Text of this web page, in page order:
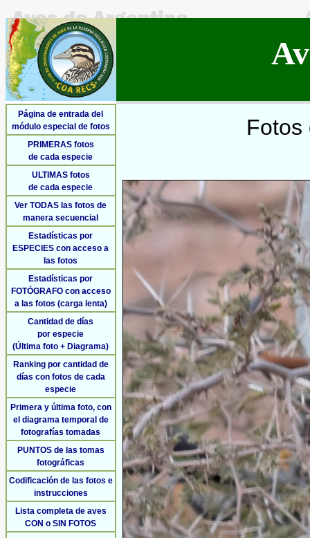
Página de entrada del
módulo especial de fotos
PRIMERAS fotos
de cada especie
ULTIMAS fotos
de cada especie
Ver TODAS las fotos de
manera secuencial
Estadísticas por
ESPECIES con acceso a
las fotos
Estadísticas por
FOTÓGRAFO con acceso
a las fotos (carga lenta)
Cantidad de días
por especie
(Última foto + Diagrama)
Ranking por cantidad de
días con fotos de cada
especie
Primera y última foto, con
el diagrama temporal de
fotografías tomadas
PUNTOS de las tomas
fotográficas
Codificación de las fotos e
instrucciones
Lista completa de aves
CON o SIN FOTOS
Fotos